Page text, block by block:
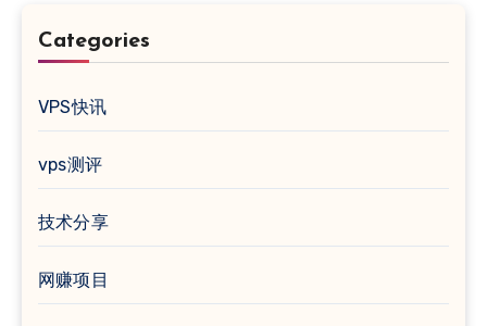
Categories
VPS快讯
vps测评
技术分享
网赚项目